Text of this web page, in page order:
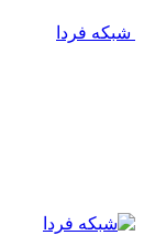
شبکه فردا